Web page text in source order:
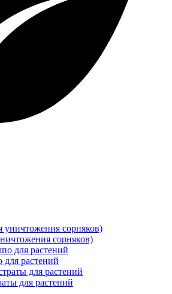
сорняков)
растений
для растений